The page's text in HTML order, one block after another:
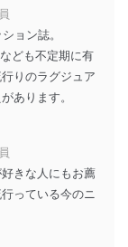
ョン誌。
ども不定期に有
りのラグジュア
あります。
きな人にもお薦
っている今のニ